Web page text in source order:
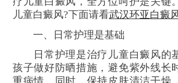
儿童白癜风?下面请看武汉环亚白癜
一、日常护理是基础
日常护理是治疗儿童白癜风的
孩子做好防晒措施，避免紫外线长